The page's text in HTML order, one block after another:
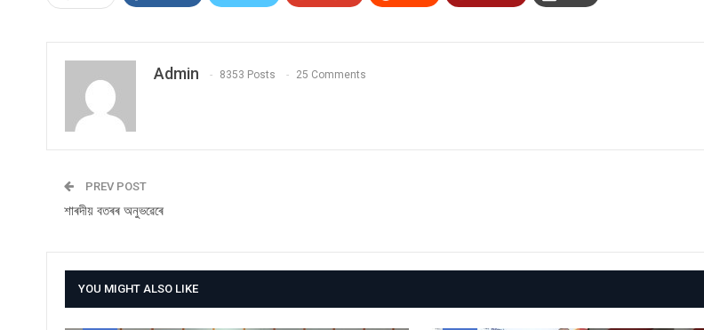
Admin 8353 Posts 25 Comments
PREV POST
শাৰদীয় বতৰৰ অনুভৱেৰে
YOU MIGHT ALSO LIKE